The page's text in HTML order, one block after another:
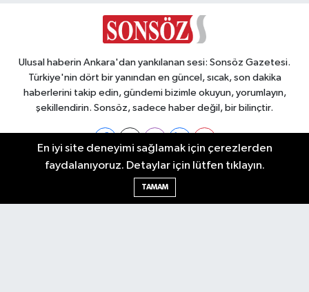
Ulusal haberin Ankara'dan yankılanan sesi: Sonsöz Gazetesi.
Türkiye'nin dört bir yanından en güncel, sıcak, son dakika
haberlerini takip edin, gündemi bizimle okuyun, yorumlayın,
şekillendirin. Sonsöz, sadece haber değil, bir bilinçtir.
Ankara Nöbetçi Eczaneler
En iyi site deneyimi sağlamak için çerezlerden
faydalanıyoruz. Detaylar için lütfen tıklayın.
TAMAM